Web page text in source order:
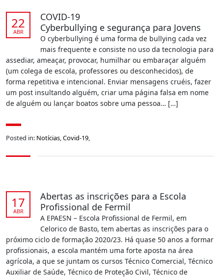
22
ABR
COVID-19
Cyberbullying e segurança para Jovens
O cyberbullying é uma forma de bullying cada vez
mais frequente e consiste no uso da tecnologia para
assediar, ameaçar, provocar, humilhar ou embaraçar alguém
(um colega de escola, professores ou desconhecidos), de
forma repetitiva e intencional. Enviar mensagens cruéis, fazer
um post insultando alguém, criar uma página falsa em nome
de alguém ou lançar boatos sobre uma pessoa… […]
Posted in: Notícias,Covid-19,
17
ABR
Abertas as inscrições para a Escola
Profissional de Fermil
A EPAESN – Escola Profissional de Fermil, em
Celorico de Basto, tem abertas as inscrições para o
próximo ciclo de formação 2020/23. Há quase 50 anos a formar
profissionais, a escola mantém uma forte aposta na área
agrícola, a que se juntam os cursos Técnico Comercial, Técnico
Auxiliar de Saúde, Técnico de Proteção Civil, Técnico de